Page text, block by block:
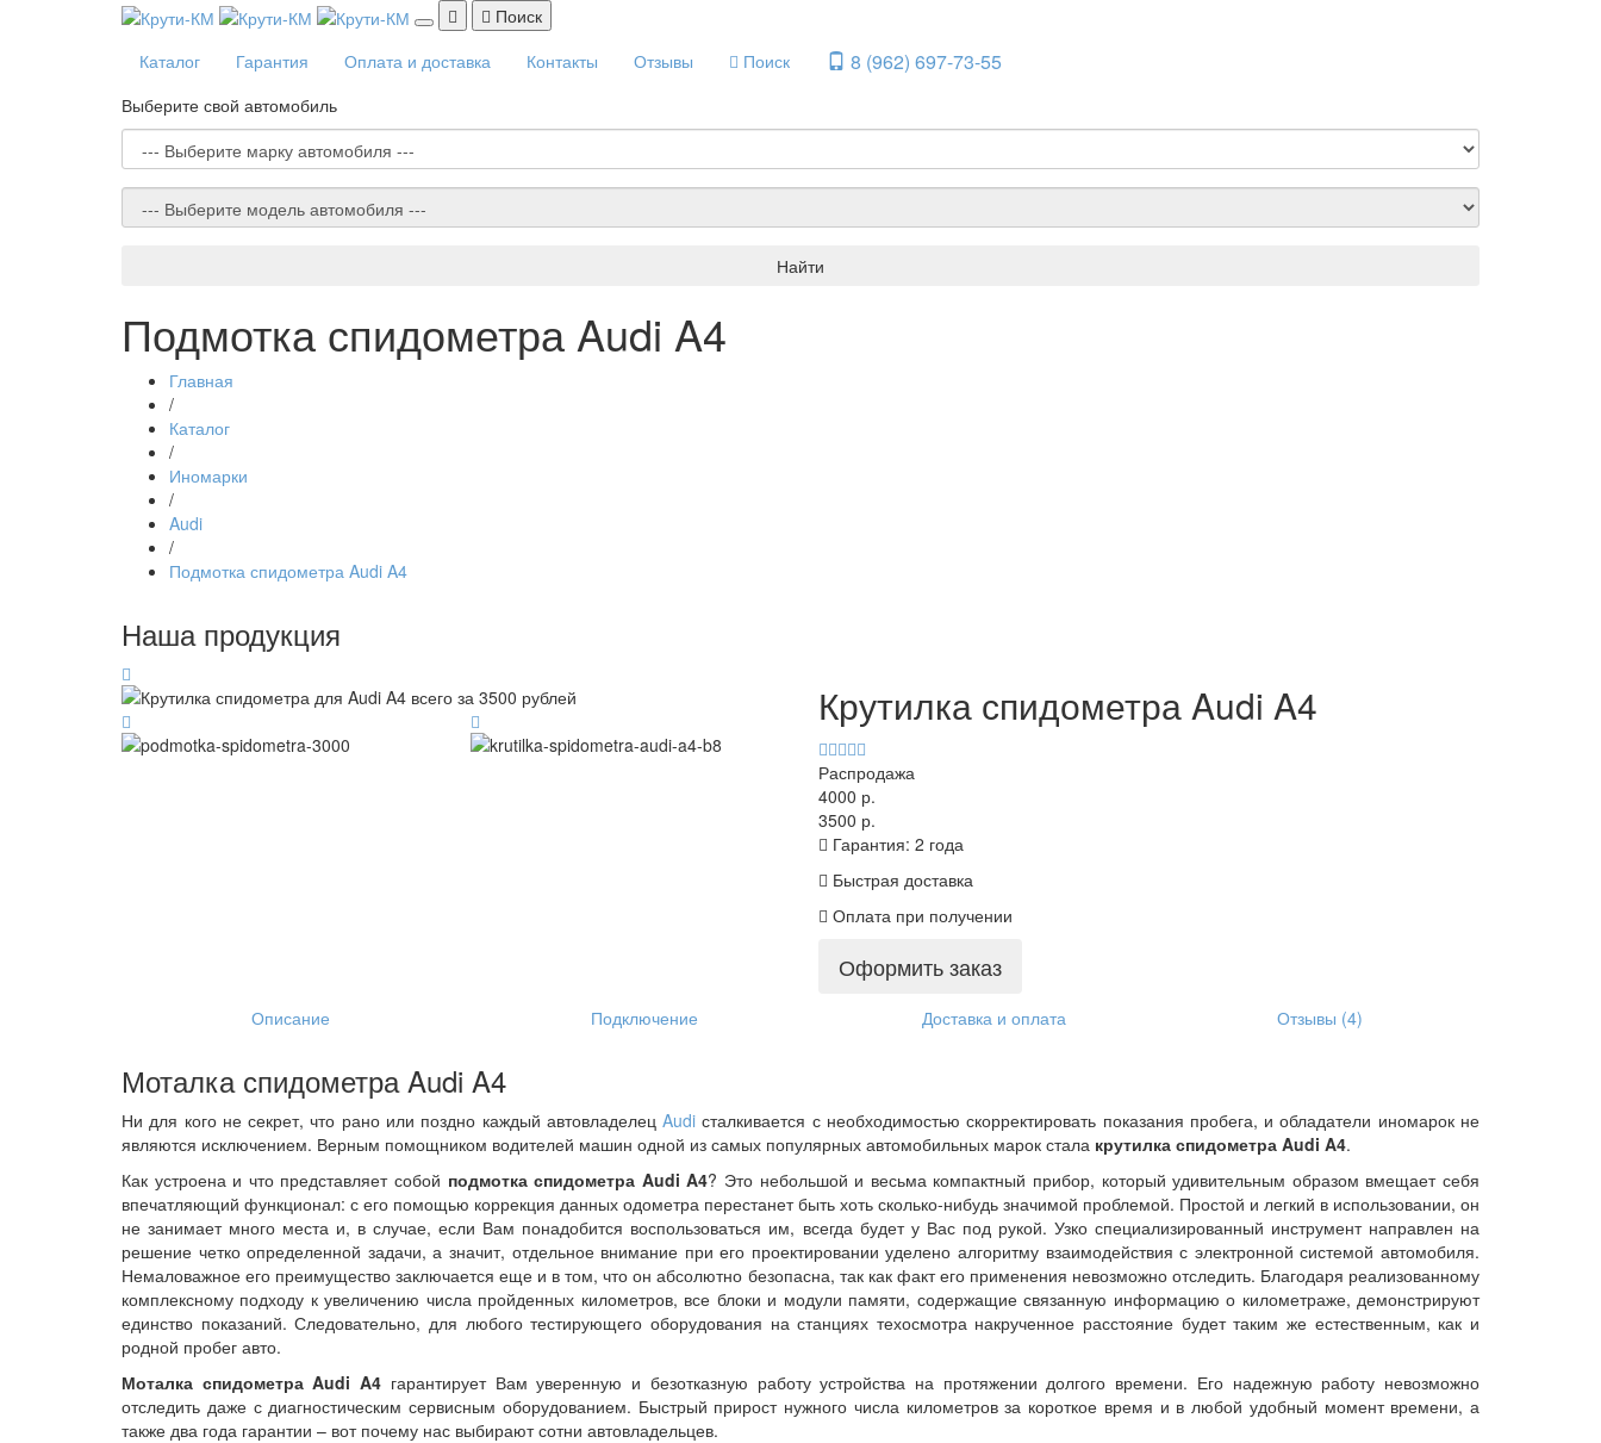
Поиск
Каталог
Гарантия Оплата и доставка Контакты Отзывы Поиск 8 (962) 697-73-55
Выберите свой автомобиль
Найти
Подмотка спидометра Audi A4
Главная
/
Каталог
/
Иномарки
/
Audi
/
Подмотка спидометра Audi A4
Наша продукция
Крутилка спидометра Audi A4
Распродажа
4000 р.
3500 р.
Гарантия: 2 года
Быстрая доставка
Оплата при получении
Оформить заказ
Описание Подключение Доставка и оплата Отзывы (4)
Моталка спидометра Audi A4
Ни для кого не секрет, что рано или поздно каждый автовладелецAudi сталкивается с необходимостью скорректировать показания пробега, и обладатели иномарок не
являются исключением. Верным помощником водителей машин одной из самых популярных автомобильных марок стала крутилка спидометра Audi A4.
Как устроена и что представляет собой подмотка спидометра Audi A4? Это небольшой и весьма компактный прибор, который удивительным образом вмещает себя
впечатляющий функционал: с его помощью коррекция данных одометра перестанет быть хоть сколько-нибудь значимой проблемой. Простой и легкий в использовании, он
не занимает много места и, в случае, если Вам понадобится воспользоваться им, всегда будет у Вас под рукой. Узко специализированный инструмент направлен на
решение четко определенной задачи, а значит, отдельное внимание при его проектировании уделено алгоритму взаимодействия с электронной системой автомобиля.
Немаловажное его преимущество заключается еще и в том, что он абсолютно безопасна, так как факт его применения невозможно отследить. Благодаря реализованному
комплексному подходу к увеличению числа пройденных километров, все блоки и модули памяти, содержащие связанную информацию о километраже, демонстрируют
единство показаний. Следовательно, для любого тестирующего оборудования на станциях техосмотра накрученное расстояние будет таким же естественным, как и
родной пробег авто.
Моталка спидометра Audi A4 гарантирует Вам уверенную и безотказную работу устройства на протяжении долгого времени. Его надежную работу невозможно
отследить даже с диагностическим сервисным оборудованием. Быстрый прирост нужного числа километров за короткое время и в любой удобный момент времени, а
также два года гарантии – вот почему нас выбирают сотни автовладельцев.